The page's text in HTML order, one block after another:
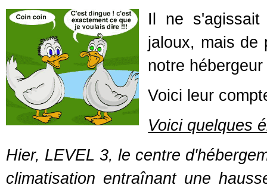
Il ne s'agissait
jaloux, mais de
notre
Voici leur
Voici quelques
Hier, LEVEL 3, le centre
climatisation entraînant une